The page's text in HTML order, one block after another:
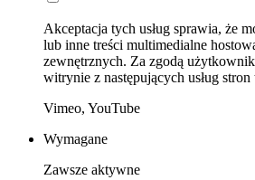
Akceptacja tych usług sprawia, że
lub inne treści multimedialne
zewnętrznych. Za zgodą
witrynie z następujących usług stron
Vimeo, YouTube
Wymagane
Zawsze aktywne